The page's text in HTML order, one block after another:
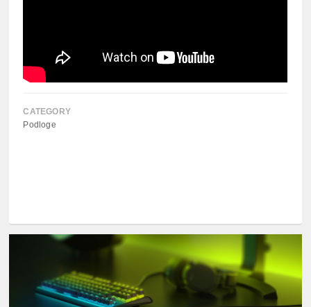
CATEGORY
Podloge